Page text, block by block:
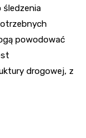
śledzenia
powodować
drogowej, z